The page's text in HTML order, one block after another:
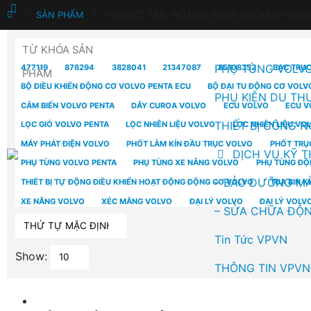
PHỤ TÙNG
PHỤ KIỆN DU
THIẾT BỊ CÔNG
DỊCH VỤ KỸ
– BẢO DƯỠNG
– SỬA CHỮA
Tin Tức VPVN
THÔNG TIN VPVN
SẢN PHẨM
TỪ KHÓA SẢN
PHẨM
477119 876294 3828041 21347087 85108352 BẠC
BỘ ĐIỀU KHIỂN ĐỘNG CƠ VOLVO PENTA ECU
BỘ ĐẠI TU ĐỘNG CƠ
CẢM BIẾN VOLVO PENTA
DÂY CUROA VOLVO ECU VOLVO ECU
LỌC GIÓ VOLVO PENTA
LỌC NHIÊN LIỆU VOLVO LỌC NHIÊN LIỆU
MÁY PHÁT ĐIỆN VOLVO
PHỐT LÀM KÍN ĐẦU TRỤC VOLVO PHỐT
PHỤ TÙNG VOLVO PENTA
PHỤ TÙNG XE NÂNG VOLVO PHỤ TÙNG
THIẾT BỊ TỰ ĐỘNG ĐIỀU KHIỂN HOẠT ĐỘNG ĐỘNG CƠ VOLVO
TUA BIN
XE NÂNG VOLVO
XÉC MĂNG VOLVO ĐẠI LÝ VOLVO ĐẠI LÝ
Show: